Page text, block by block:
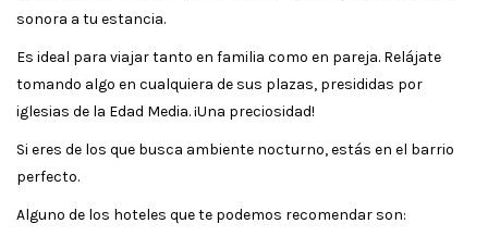
sonora a tu estancia.
Es ideal para viajar tanto en familia como en pareja. Relájate
tomando algo en cualquiera de sus plazas, presididas por
iglesias de la Edad Media. ¡Una preciosidad!
Si eres de los que busca ambiente nocturno, estás en el barrio
perfecto.
Alguno de los hoteles que te podemos recomendar son: